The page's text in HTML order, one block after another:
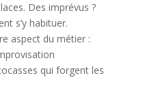
Des imprévus ?
s’y habituer.
aspect du métier :
qui forgent les